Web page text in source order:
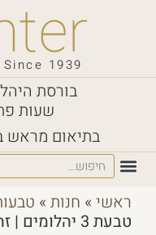
1939
בורסת
שעות
בתיאום מראש
ראשי » חנות »
טבעת 3 יהלומים | זהב לבן